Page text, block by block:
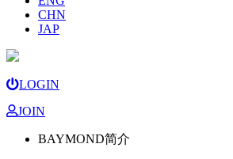
CHN
JAP
LOGIN
JOIN
BAYMOND简介